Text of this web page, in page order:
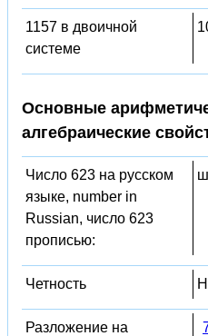
1157 в двоичной
системе
Основные
алгебраические
Число 623 на русском
языке, number in
Russian, число 623
прописью:
Четность
Разложение на